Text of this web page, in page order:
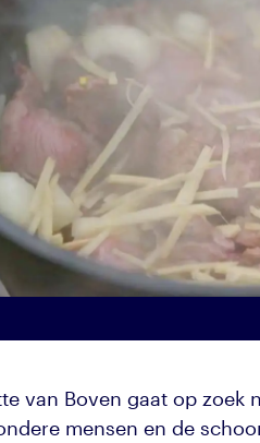
van Boven gaat op zoek
mensen en de